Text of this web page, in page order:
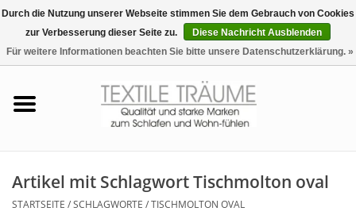
0 Artikel - €0,00
Tag & Nachtwäsche
Artikel mit Schlagwort Tischmolton oval
STARTSEITE /SCHLAGWORTE /TISCHMOLTON OVAL
Durch die Nutzung unserer Webseite stimmen Sie dem Gebrauch von Cookies
zur Verbesserung dieser Seite zu.
Diese Nachricht Ausblenden
Für weitere Informationen beachten Sie bitte unsere Datenschutzerklärung. »